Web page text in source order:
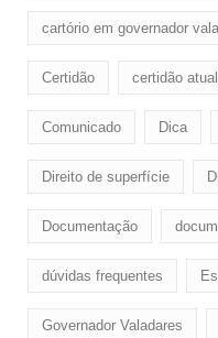
cartório em governador
Certidão certidão
Comunicado Dica
Direito de superfície
Documentação
dúvidas frequentes
Governador Valadares